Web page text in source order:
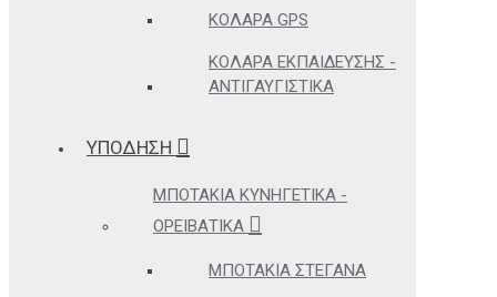
ΚΟΛΆΡΑ GPS
ΚΟΛΆΡΑ ΕΚΠΑΊΔΕΥΣΗΣ -
ΑΝΤΙΓΑΥΓΙΣΤΙΚΆ
ΥΠΟΔΗΣΗ
ΜΠΟΤΆΚΙΑ ΚΥΝΗΓΕΤΙΚΆ -
ΟΡΕΙΒΑΤΙΚΆ
ΜΠΟΤΆΚΙΑ ΣΤΕΓΑΝΆ